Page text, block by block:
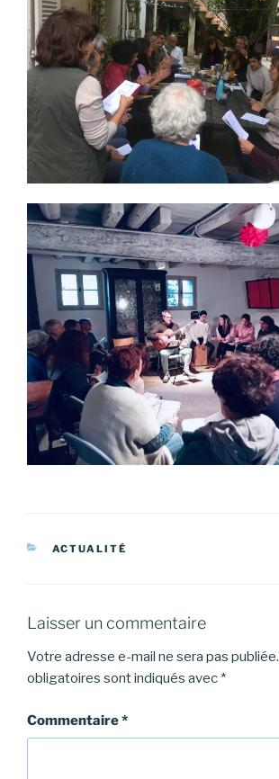
CATÉGORIES
ACTUALITÉ
Laisser un commentaire
Votre adresse e-mail ne sera pas publiée.
obligatoires sont indiqués avec *
Commentaire*